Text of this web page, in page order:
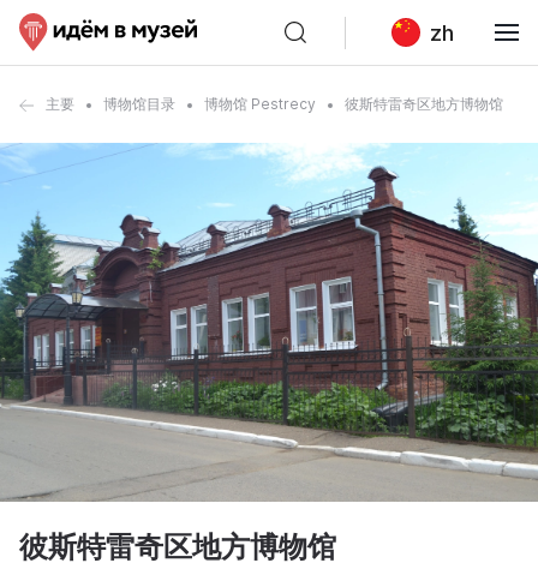
zh
主要 博物馆目录 博物馆 Pestrecy 彼斯特雷奇区地方博物馆
彼斯特雷奇区地方博物馆